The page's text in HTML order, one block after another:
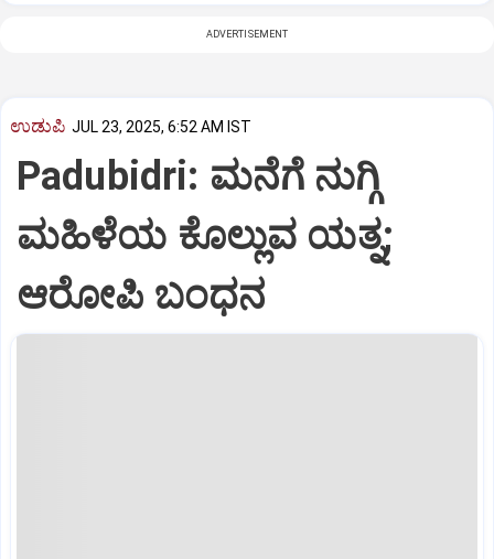
ADVERTISEMENT
ಉಡುಪಿ JUL 23, 2025, 6:52 AM IST
Padubidri: ಮನೆಗೆ ನುಗ್ಗಿ
ಮಹಿಳೆಯ ಕೊಲ್ಲುವ ಯತ್ನ;
ಆರೋಪಿ ಬಂಧನ